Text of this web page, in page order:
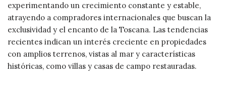
experimentando un crecimiento constante y estable,
atrayendo a compradores internacionales que buscan la
exclusividad y el encanto de la Toscana. Las tendencias
recientes indican un interés creciente en propiedades
con amplios terrenos, vistas al mar y características
históricas, como villas y casas de campo restauradas.